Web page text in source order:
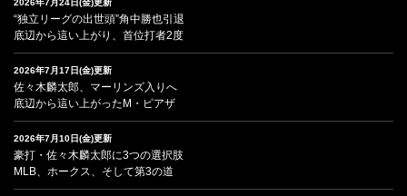
2026年7月24日(金)更新
“独立リーグの出世頭”角中勝也引退
底辺から這い上がり、首位打者2度
2026年7月17日(金)更新
佐々木麟太郎、マーリンズ入りへ
底辺から這い上がったM・ピアザ
2026年7月10日(金)更新
豪打・佐々木麟太郎に3つの選択肢
MLB、ホークス、そして第3の道